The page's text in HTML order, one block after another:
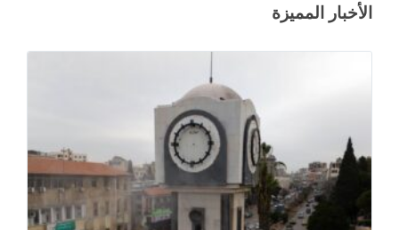
الأخبار المميزة